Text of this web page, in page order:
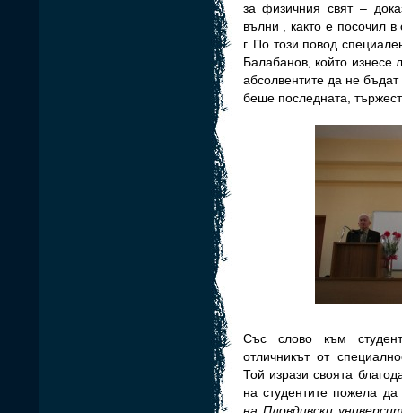
за физичния свят –
вълни , както е посочил
г. По този повод
Балабанов, който
абсолвентите да не бъдат
беше последната,
Със слово към
отличникът от
Той изрази своята
на студентите пожела да